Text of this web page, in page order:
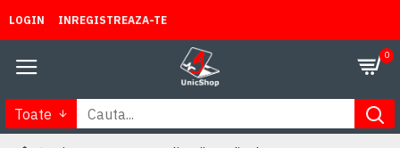
LOGIN INREGISTREAZA-TE
0
Toate